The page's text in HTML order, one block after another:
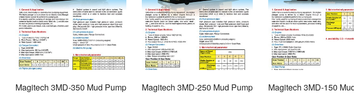
Magitech 3MD-350 Mud Pump Magitech 3MD-250 Mud Pump Magitech 3MD-150